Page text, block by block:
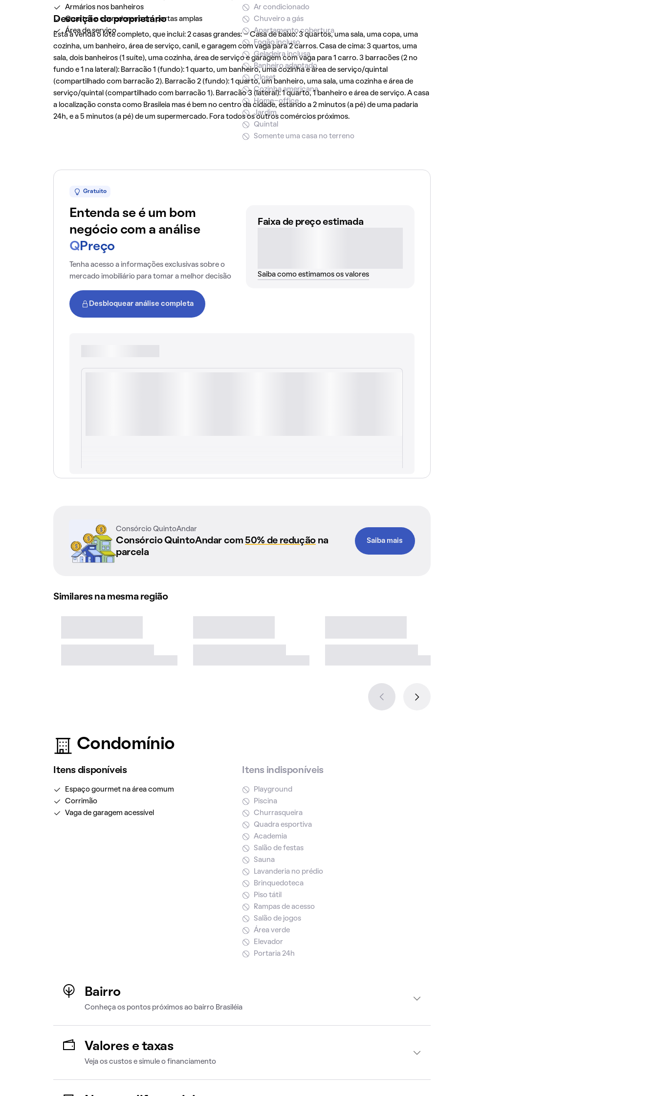
Descrição do proprietário
Está à venda o lote completo, que inclui: 2 casas grandes: - Casa de baixo: 3 quartos, uma sala, uma copa, uma
cozinha, um banheiro, área de serviço, canil, e garagem com vaga para 2 carros. Casa de cima: 3 quartos, uma
sala, dois banheiros (1 suíte), uma cozinha, área de serviço e garagem com vaga para 1 carro. 3 barracões (2 no
fundo e 1 na lateral): Barracão 1 (fundo): 1 quarto, um banheiro, uma cozinha e área de serviço/quintal
(compartilhado com barracão 2). Barracão 2 (fundo): 1 quarto, um banheiro, uma sala, uma cozinha e área de
serviço/quintal (compartilhado com barracão 1). Barracão 3 (lateral): 1 quarto, 1 banheiro e área de serviço. A casa
a localização consta como Brasileia mas é bem no centro da cidade, estando a 2 minutos (a pé) de uma padaria
24h, e a 5 minutos (a pé) de um supermercado. Fora todos os outros comércios próximos.
Armários nos banheiros
Quartos e corredores com portas amplas
Área de serviço
Ar condicionado
Chuveiro a gás
Apartamento cobertura
Fogão incluso
Geladeira inclusa
Banheiro adaptado
Closet
Cozinha americana
Home-office
Jardim
Quintal
Somente uma casa no terreno
Gratuito
Entenda se é um bom
negócio com a análise
Q Preço
Tenha acesso a informações exclusivas sobre o
mercado imobiliário para tomar a melhor decisão
Desbloquear análise completa
Faixa de preço estimada
Saiba como estimamos os valores
Consórcio QuintoAndar
Consórcio QuintoAndar com 50% de reduçãona
parcela
Saiba mais
Similares na mesma região
Condomínio
Itens disponíveis
Espaço gourmet na área comum
Corrimão
Vaga de garagem acessível
Itens indisponíveis
Playground
Piscina
Churrasqueira
Quadra esportiva
Academia
Salão de festas
Sauna
Lavanderia no prédio
Brinquedoteca
Piso tátil
Rampas de acesso
Salão de jogos
Área verde
Elevador
Portaria 24h
Bairro
Conheça os pontos próximos ao bairro Brasiléia
Valores e taxas
Veja os custos e simule o financiamento